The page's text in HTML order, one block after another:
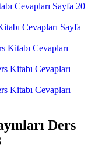
Cevapları Sayfa 20
Cevapları Sayfa
Kitabı Cevapları
Kitabı Cevapları
Kitabı Cevapları
Ders